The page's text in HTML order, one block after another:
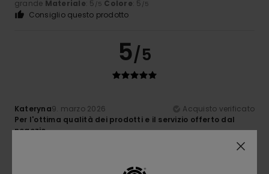
grande Materiale: 5 /5 Colore: 5 /5
Consiglio questo prodotto
5/5
Kateryna9. marzo 2026
Acquisto verificato
Per l'ottima qualità dei prodotti e il servizio offerto dal
negozio